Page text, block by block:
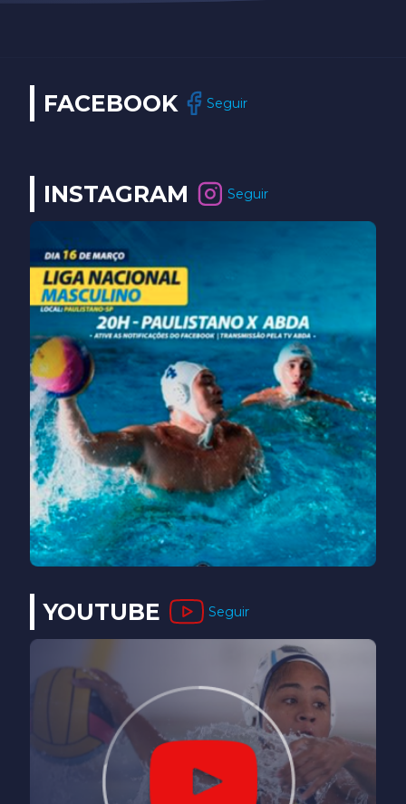
FACEBOOK Seguir
INSTAGRAM Seguir
YOUTUBE Seguir